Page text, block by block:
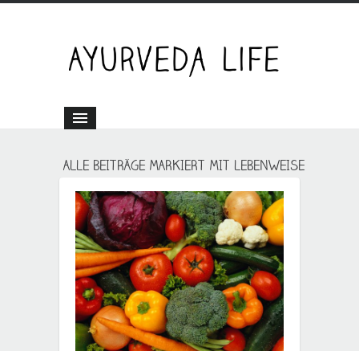
ALLE BEITRÄGE MARKIERT MIT LEBENWEISE